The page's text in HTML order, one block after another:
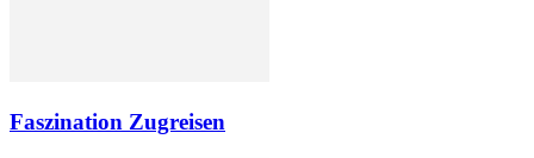
Faszination Zugreisen